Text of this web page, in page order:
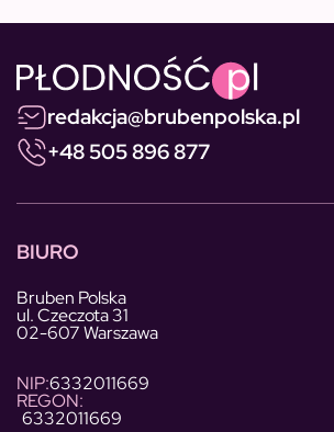
redakcja@brubenpolska.pl
+48 505 896 877
BIURO
Bruben Polska
ul. Czeczota 31
02-607 Warszawa
NIP:6332011669
REGON:
6332011669